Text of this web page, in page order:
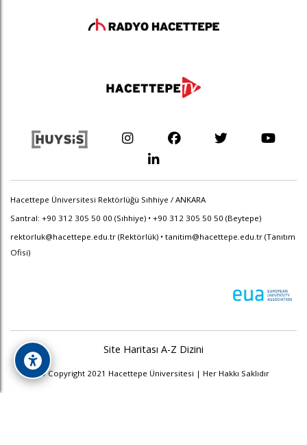
Hacettepe Üniversitesi Rektörlüğü Sıhhiye / ANKARA
Santral: +90 312 305 50 00 (Sıhhiye) • +90 312 305 50 50 (Beytepe)
rektorluk@hacettepe.edu.tr (Rektörlük) • tanitim@hacettepe.edu.tr (Tanıtım
Ofisi)
Site Haritası A-Z Dizini
© Copyright 2021 Hacettepe Üniversitesi | Her Hakkı Saklıdır